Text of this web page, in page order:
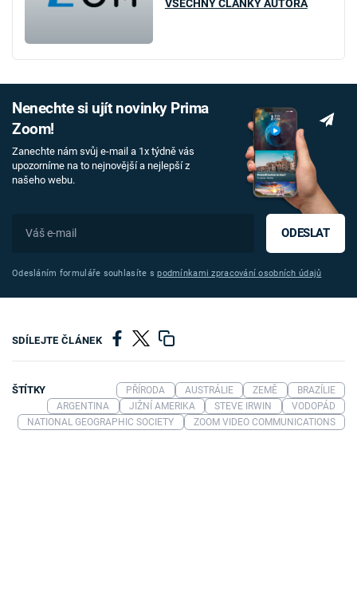
VŠECHNY ČLÁNKY AUTORA
Nenechte si ujít novinky Prima
Zoom!
Zanechte nám svůj e-mail a 1x týdně vás
upozorníme na to nejnovější a nejlepší z
našeho webu.
ODESLAT
Odesláním formuláře souhlasíte spodmínkami zpracování osobních údajů
SDÍLEJTE ČLÁNEK
ŠTÍTKY PŘÍRODA AUSTRÁLIE ZEMĚ
BRAZÍLIE
ARGENTINA
JIŽNÍ AMERIKA STEVE IRWIN
VODOPÁD
NATIONAL GEOGRAPHIC SOCIETY
ZOOM VIDEO COMMUNICATIONS